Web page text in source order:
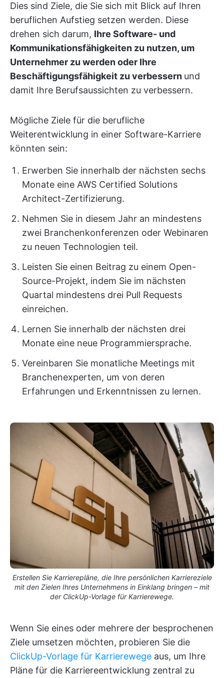
Dies sind Ziele, die Sie sich mit Blick auf Ihren
beruflichen Aufstieg setzen werden. Diese
drehen sich darum, Ihre Software- und
Kommunikationsfähigkeiten zu nutzen, um
Unternehmer zu werden oder Ihre
Beschäftigungsfähigkeit zu verbessern und
damit Ihre Berufsaussichten zu verbessern.
Mögliche Ziele für die berufliche
Weiterentwicklung in einer Software-Karriere
könnten sein:
Erwerben Sie innerhalb der nächsten sechs
Monate eine AWS Certified Solutions
Architect-Zertifizierung.
Nehmen Sie in diesem Jahr an mindestens
zwei Branchenkonferenzen oder Webinaren
zu neuen Technologien teil.
Leisten Sie einen Beitrag zu einem Open-
Source-Projekt, indem Sie im nächsten
Quartal mindestens drei Pull Requests
einreichen.
Lernen Sie innerhalb der nächsten drei
Monate eine neue Programmiersprache.
Vereinbaren Sie monatliche Meetings mit
Branchenexperten, um von deren
Erfahrungen und Erkenntnissen zu lernen.
Erstellen Sie Karrierepläne, die Ihre persönlichen Karriereziele
mit den Zielen Ihres Unternehmens in Einklang bringen – mit
der ClickUp-Vorlage für Karrierewege.
Wenn Sie eines oder mehrere der besprochenen
Ziele umsetzen möchten, probieren Sie die
ClickUp-Vorlage für Karrierewege aus, um Ihre
Pläne für die Karriereentwicklung zentral zu